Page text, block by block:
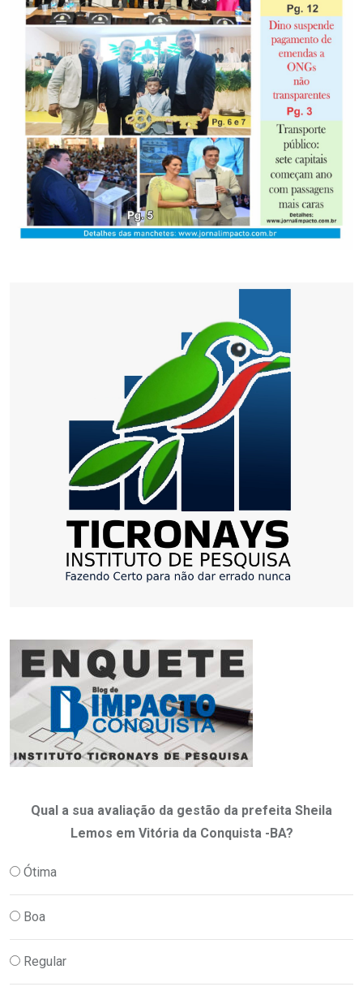
Qual a sua avaliação da gestão da prefeita Sheila
Lemos em Vitória da Conquista -BA?
Ótima
Boa
Regular